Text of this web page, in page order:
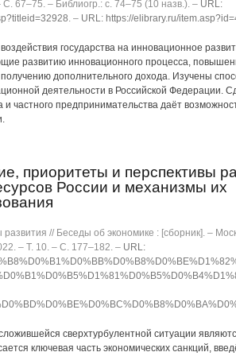
67‒75. ‒ Библиогр.: с. 74‒75 (10 назв.). ‒ URL:
. ‒ URL: https://elibrary.ru/
государства на инновационное
развитию инновационного процесса,
дополнительного дохода. Изучены
деятельности в Российской Федерации.
и частного предпринимательства даёт
приоритеты и перспективы
России и механизмы их
развития // Беседы об экономике : [сборник]. ‒
‒ Т. 10. ‒ C. 177‒182. ‒ URL:
сверхтурбулентной ситуации
ключевая часть экономических санкций,